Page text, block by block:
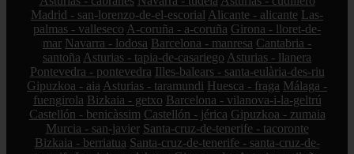
Madrid - san-lorenzo-de-el-escorial Alicante - alicante Las-
palmas - valleseco A-coruña - a-coruña Girona - lloret-de-
mar Navarra - lodosa Barcelona - manresa Cantabria -
santoña Asturias - tapia-de-casariego Asturias - llanera
Pontevedra - pontevedra Illes-balears - santa-eulària-des-riu
Gipuzkoa - aia Asturias - taramundi Huesca - fraga Málaga -
fuengirola Bizkaia - getxo Barcelona - vilanova-i-la-geltrú
Castellón - benicàssim Castellón - jérica Gipuzkoa - zumaia
Murcia - san-javier Santa-cruz-de-tenerife - tacoronte
Bizkaia - berriatua Santa-cruz-de-tenerife - santa-cruz-de-